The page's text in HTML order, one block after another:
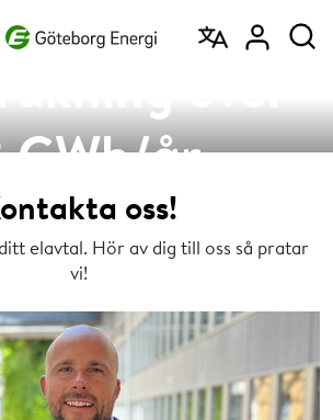
GWh/år
oss!
elavtal. Hör av dig till oss så pratar
vi!